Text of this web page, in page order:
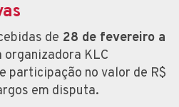
de 28 de fevereiro a
organizadora KLC
participação no valor de R$
em disputa.